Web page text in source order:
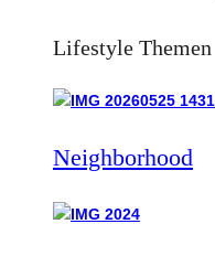
Lifestyle Themen
Neighborhood